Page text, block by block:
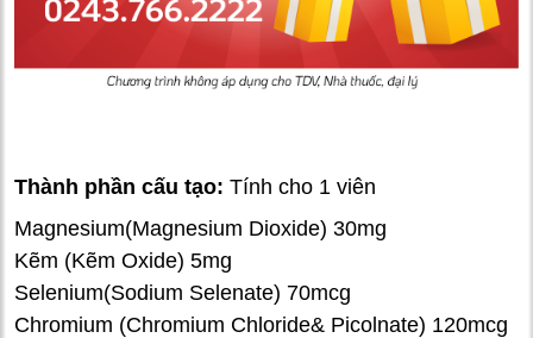
Thành phần cấu tạo: Tính cho 1 viên
Magnesium(Magnesium Dioxide) 30mg
Kẽm (Kẽm Oxide) 5mg
Selenium(Sodium Selenate) 70mcg
Chromium (Chromium Chloride& Picolnate) 120mcg